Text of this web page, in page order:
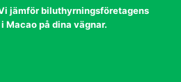
jämför biluthyrningsföretagens
Macao på dina vägnar.